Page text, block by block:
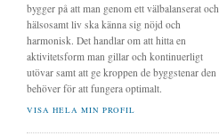
bygger på att man genom ett välbalanserat och
hälsosamt liv ska känna sig nöjd och
harmonisk. Det handlar om att hitta en
aktivitetsform man gillar och kontinuerligt
utövar samt att ge kroppen de byggstenar den
behöver för att fungera optimalt.
VISA HELA MIN PROFIL